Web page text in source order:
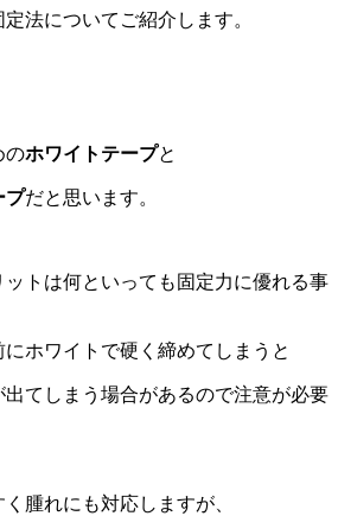
法についてご紹介します。
のホワイトテープと
プだと思います。
トは何といっても固定力に優れる事
ホワイトで硬く締めてしまうと
出てしまう場合があるので注意が必要
腫れにも対応しますが、